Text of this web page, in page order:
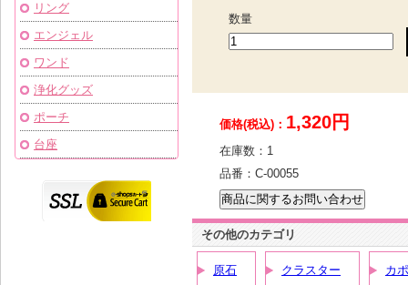
数量
価格(税込)： 1,320円
在庫数： 1
品番： C-00055
その他のカテゴリ
原石 クラスター カ
リング
エンジェル
ワンド
浄化グッズ
ポーチ
台座